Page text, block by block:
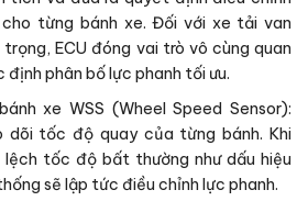
từng bánh xe. Đối với xe tải van
ECU đóng vai trò vô cùng quan
phân bố lực phanh tối ưu.
xe WSS (Wheel Speed Sensor):
dõi tốc độ quay của từng bánh. Khi
lệch tốc độ bất thường như dấu hiệu
sẽ lập tức điều chỉnh lực phanh.